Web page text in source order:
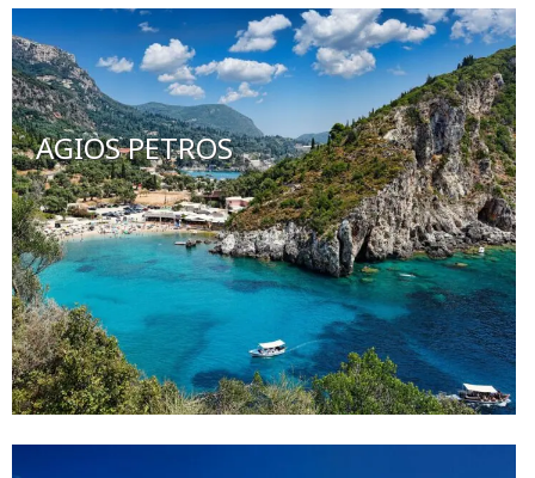
AGIOS PETROS